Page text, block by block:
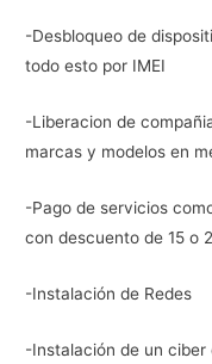
-Desbloqueo de
todo esto por IMEI
-Liberacion de
marcas y modelos en
-Pago de servicios
con descuento de 15 o
-Instalación de Redes
-Instalación de un